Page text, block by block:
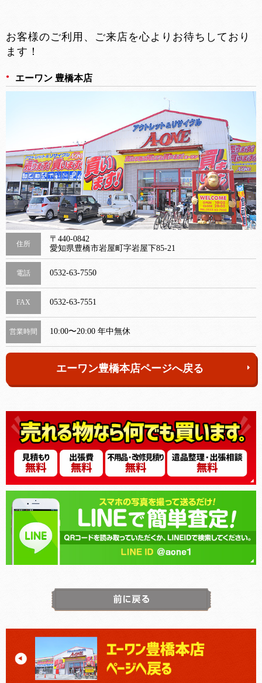
お客様のご利用、ご来店を心よりお待ちしており
ます！
エーワン 豊橋本店
住所
〒440-0842
愛知県豊橋市岩屋町字岩屋下85-21
電話 0532-63-7550
FAX 0532-63-7551
営業時間 10:00〜20:00 年中無休
エーワン豊橋本店ページへ戻る